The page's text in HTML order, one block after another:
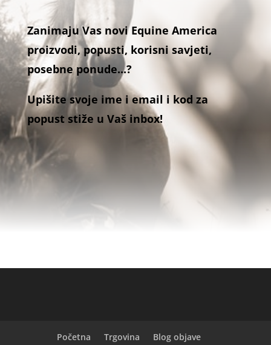
Zanimaju Vas novi Equine America
proizvodi, popusti, korisni savjeti,
posebne ponude...?
Upišite svoje ime i email i kod za
popust stiže u Vaš inbox!
Početna Trgovina
Blog objave